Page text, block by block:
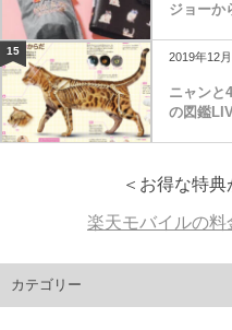
ジョーか
15 2019年12
ニャンと
の図鑑
＜お得な特
楽天モバイルの料
カテゴリー